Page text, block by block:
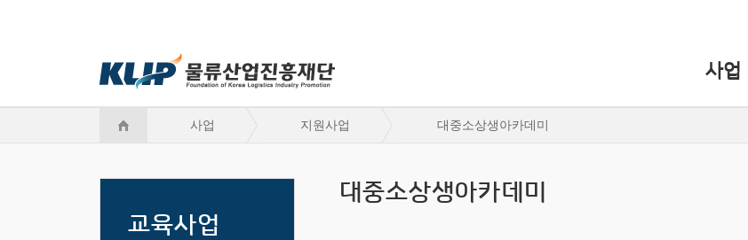
사업
사업 지원사업 대중소상생아카데미
교육사업
대중소상생아카데미